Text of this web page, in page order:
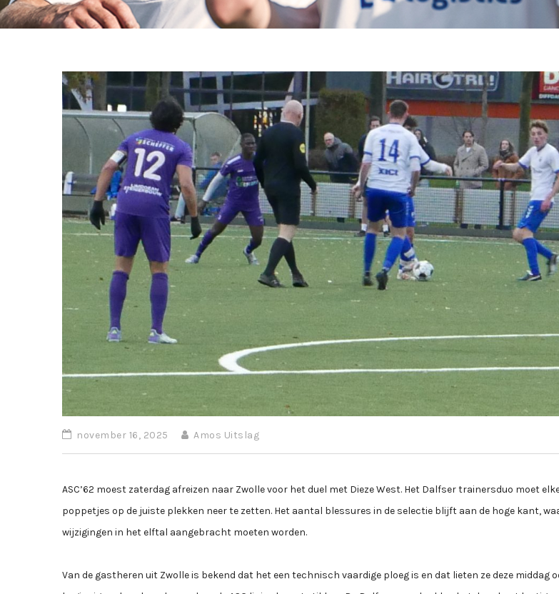
november 16, 2025 Amos Uitslag
ASC’62 moest zaterdag afreizen naar Zwolle voor het duel met Dieze West. Het Dalfser trainersduo moet
poppetjes op de juiste plekken neer te zetten. Het aantal blessures in de selectie blijft aan de hoge kant,
wijzigingen in het elftal aangebracht moeten worden.
Van de gastheren uit Zwolle is bekend dat het een technisch vaardige ploeg is en dat lieten ze deze middag